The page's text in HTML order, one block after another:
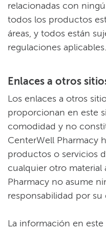
relacionadas con
todos los productos
áreas, y todos están
regulaciones aplicables.​​
Enlaces a otros
Los enlaces a otros
proporcionan en este
comodidad y no
CenterWell Pharmacy
productos o servicios
cualquier otro material
Pharmacy no asume
responsabilidad por
La información en